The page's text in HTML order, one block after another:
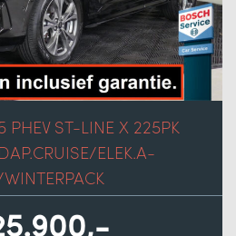
PHEV ST-LINE X 225PK
ELEK.A-